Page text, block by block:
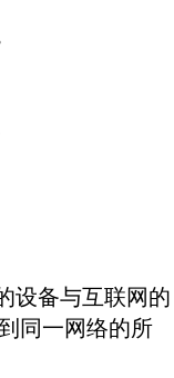
设备与互联网的
同一网络的所